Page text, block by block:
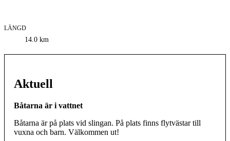
Information
LÄNGD
14.0 km
Aktuell
Båtarna är i vattnet
Båtarna är på plats vid slingan. På plats finns flytvästar till
vuxna och barn. Välkommen ut!